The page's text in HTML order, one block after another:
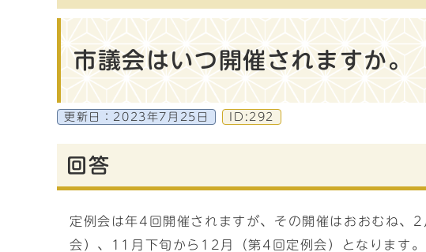
市議会はいつ開催されますか。
更新日： 2023年7月25日 ID:292
回答
定例会は年4回開催されますが、その開催はおおむね
会）、11月下旬から12月（第4回定例会）となります